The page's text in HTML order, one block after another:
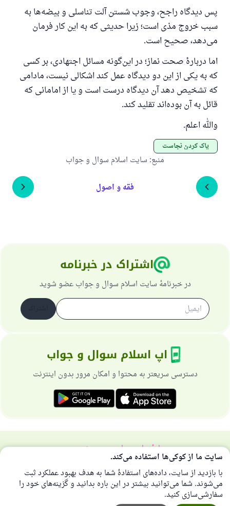
پس دیدگاه راجح، وجوب شستن آلت تناسلی و بیضه‌ها به
سبب خروج مذی است؛ زیرا حدیثی که به این کار فرمان
می‌دهد، صحیح است.
اما دربارهٔ صحت نماز؛ در این‌گونه مسائل اجتهادی، بر کسی
که به یکی از این دو دیدگاه عمل کند اشکالی نیست، مادامی
که تشخیص دهد آن دیدگاه درست است و یا از امامانی که
قائل به آن بوده‌اند تقلید کند.
والله اعلم.
پاک کردن نجاست
منبع: سایت اسلام سوال و جواب
فقه و اصول
اشتراک در خبرنامه
در خبرنامهٔ سایت اسلام سوال و جواب عضو شوید
اپ اسلام سوال و جواب
دسترسی سریعتر به محتوا و امکان مرور بدون اینترنت
دربارهٔ سایتسیاست حریم خصوصی
همهٔ حقوق برای سایت اسلام سوال و جواب محفوظ است 1997-2025 ©
سایت ما از کوکی‌ها استفاده می‌کند.
با بازدید از سایت، داده‌های استفادهٔ شما به هدف بهبود عملکرد ثبت
می‌شوند. شما می‌توانید بیشتر در این باره بدانید و گزینه‌های خود را
سفارشی‌سازی کنید.